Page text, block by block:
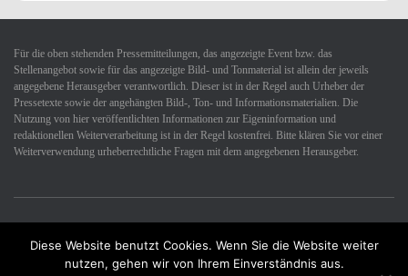
Für die oben stehenden Pressemitteilungen, das angezeigte Event bzw. das
Stellenangebot sowie für das angezeigte Bild- und Tonmaterial ist allein der jeweils
angegebene Herausgeber verantwortlich. Dieser ist in der Regel auch Urheber der
Pressetexte sowie der angehängten Bild-, Ton- und Informationsmaterialien. Die
Nutzung von hier veröffentlichten Informationen zur Eigeninformation und
redaktionellen Weiterverarbeitung ist in der Regel kostenfrei. Bitte klären Sie vor einer
Weiterverwendung urheberrechtliche Fragen mit dem angegebenen Herausgeber.
Datenschutzerklärung Impressum Kontakt
Diese Website benutzt Cookies. Wenn Sie die Website weiter
nutzen, gehen wir von Ihrem Einverständnis aus.